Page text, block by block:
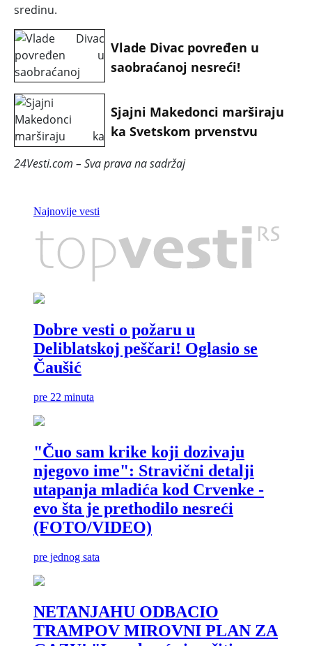
sredinu.
Vlade Divac povređen u
saobraćanoj nesreći!
Sjajni Makedonci marširaju
ka Svetskom prvenstvu
24Vesti.com – Sva prava na sadržaj